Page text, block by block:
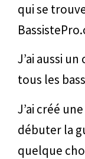
qui se
J’ai aussi
tous les
J’ai créé
débuter la
quelque